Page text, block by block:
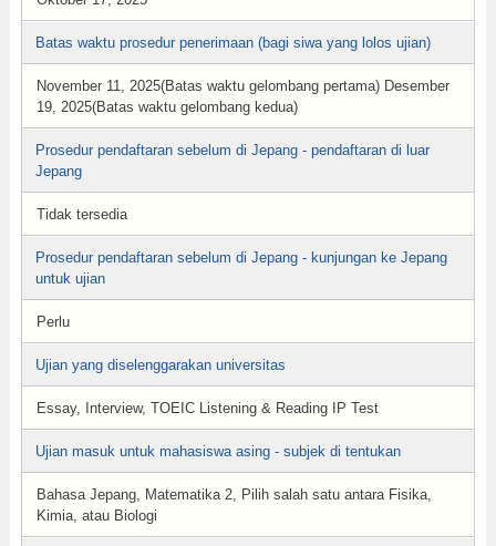
Batas waktu prosedur penerimaan (bagi siwa yang lolos ujian)
November 11, 2025(Batas waktu gelombang pertama) Desember
19, 2025(Batas waktu gelombang kedua)
Prosedur pendaftaran sebelum di Jepang - pendaftaran di luar
Jepang
Tidak tersedia
Prosedur pendaftaran sebelum di Jepang - kunjungan ke Jepang
untuk ujian
Perlu
Ujian yang diselenggarakan universitas
Essay, Interview, TOEIC Listening & Reading IP Test
Ujian masuk untuk mahasiswa asing - subjek di tentukan
Bahasa Jepang, Matematika 2, Pilih salah satu antara Fisika,
Kimia, atau Biologi